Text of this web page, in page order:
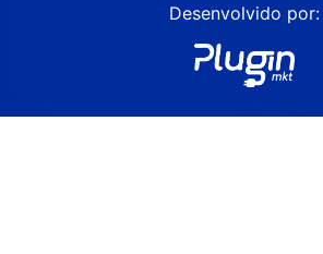
Desenvolvido por: